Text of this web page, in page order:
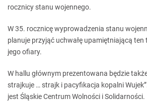
rocznicy stanu wojennego.
W 35. rocznicę wyprowadzenia stanu
planuje przyjąć uchwałę upamiętniającą
jego ofiary.
W hallu głównym prezentowana będzie
strajkuje … strajk i pacyfikacja kopalni
jest Śląskie Centrum Wolności i Solidarności.